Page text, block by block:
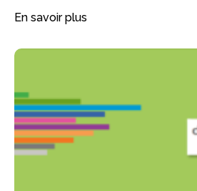
En savoir plus